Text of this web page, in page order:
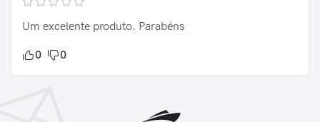
Um excelente produto. Parabéns
0 0